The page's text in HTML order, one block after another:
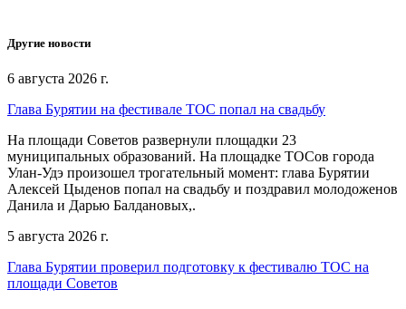
Другие новости
6 августа 2026 г.
Глава Бурятии на фестивале ТОС попал на свадьбу
На площади Советов развернули площадки 23
муниципальных образований. На площадке ТОСов города
Улан-Удэ произошел трогательный момент: глава Бурятии
Алексей Цыденов попал на свадьбу и поздравил молодоженов
Данила и Дарью Балдановых,.
5 августа 2026 г.
Глава Бурятии проверил подготовку к фестивалю ТОС на
площади Советов